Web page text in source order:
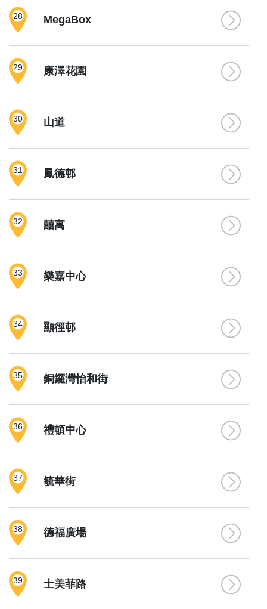
28 MegaBox
29 康澤花園
30 山道
31 鳳德邨
32 囍寓
33 樂嘉中心
34 顯徑邨
35 銅鑼灣怡和街
36 禮頓中心
37 毓華街
38 德福廣場
39 士美菲路